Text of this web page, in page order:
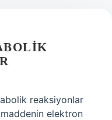
reaksiyonlar
elektron